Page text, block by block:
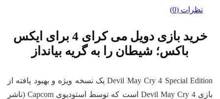
نظرات (0)
خرید بازی دویل می کرای 4 برای ایکس
باکس؛ شیطان را به گریه بیانداز
Devil May Cry 4 Special Edition یک نسخه ویژه و بهبود یافته از
بازی Devil May Cry 4 است که توسط استودیوی Capcom (ناشر